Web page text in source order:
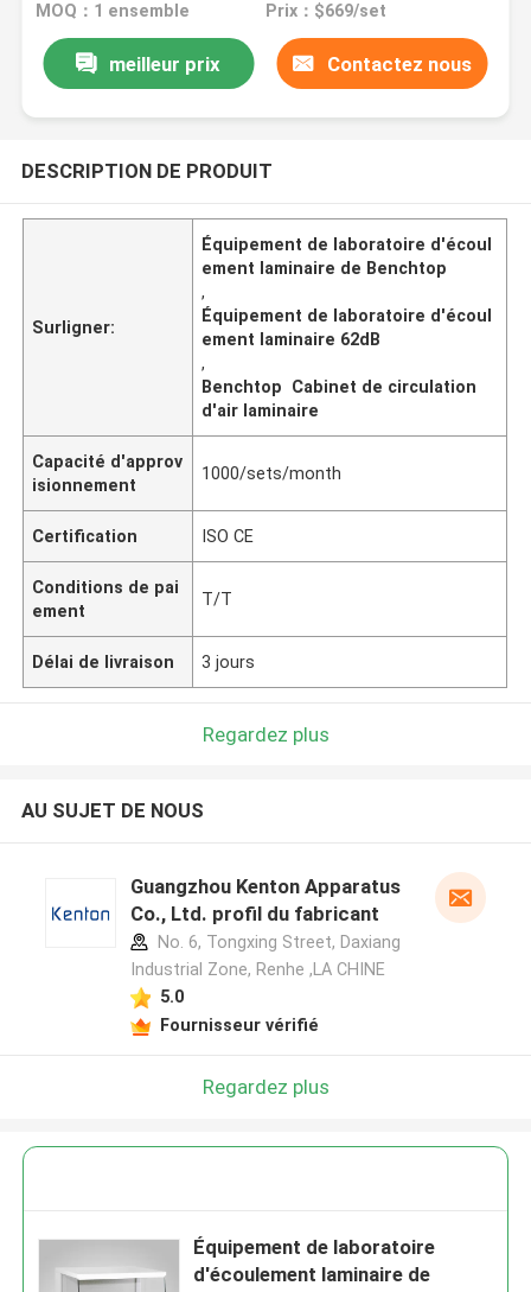
MOQ：1 ensemble Prix：$669/set
meilleur prix Contactez nous
DESCRIPTION DE PRODUIT
Surligner:
Équipement de laboratoire d'écoul
ement laminaire de Benchtop
,
Équipement de laboratoire d'écoul
ement laminaire 62dB
,
Benchtop Cabinet de circulation
d'air laminaire
Capacité d'approv
isionnement
1000/sets/month
Certification ISO CE
Conditions de pai
ement
T/T
Délai de livraison 3 jours
Regardez plus
AU SUJET DE NOUS
Guangzhou Kenton Apparatus
Co., Ltd. profil du fabricant
No. 6, Tongxing Street, Daxiang
Industrial Zone, Renhe ,LA CHINE
5.0
Fournisseur vérifié
Regardez plus
Équipement de laboratoire
d'écoulement laminaire de